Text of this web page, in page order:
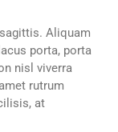
Aliquam
porta, porta
nisl viverra
rutrum
at